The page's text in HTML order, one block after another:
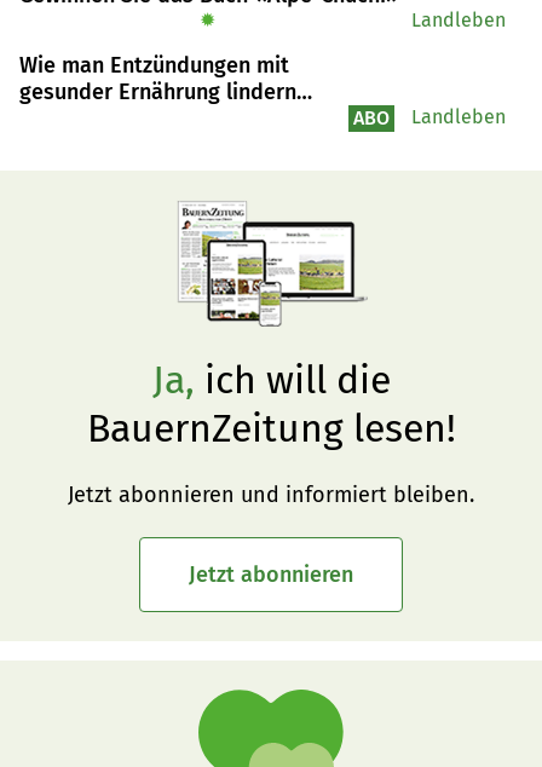
bildet.
✹ Landleben
Wie man Entzündungen mit
gesunder Ernährung lindern
ABO Landleben
Ja, ich will die
BauernZeitung lesen!
Jetzt abonnieren und informiert bleiben.
Jetzt abonnieren